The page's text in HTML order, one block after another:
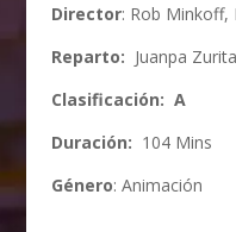
Director: Rob Minkoff,
Reparto: Juanpa
Clasificación: A
Duración: 104 Mins
Género: Animación